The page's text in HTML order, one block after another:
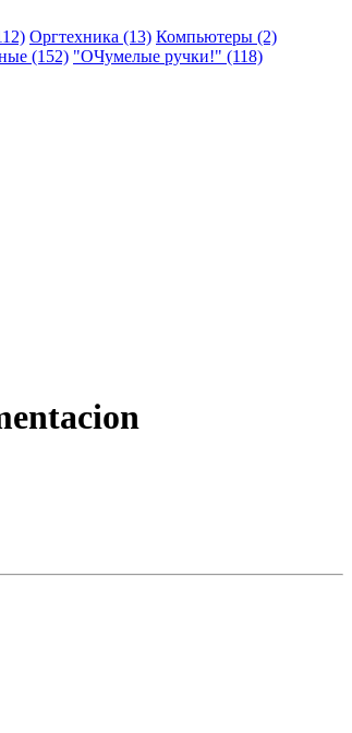
Оргтехника (13) Компьютеры (2)
(152) "ОЧумелые ручки!" (118)